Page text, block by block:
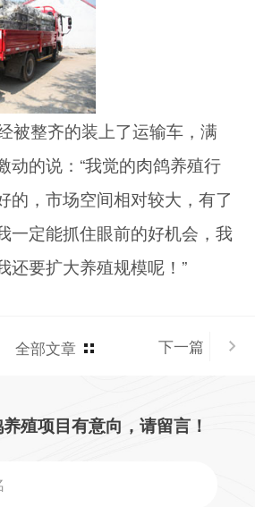
整齐的装上了运输车，满
动的说：“我觉的肉鸽养殖行
的，市场空间相对较大，有了
一定能抓住眼前的好机会，我
还要扩大养殖规模呢！”
全部文章 下一篇
殖项目有意向，请留言！